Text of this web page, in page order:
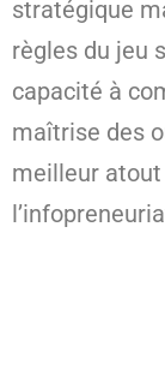
stratégique
règles du jeu
capacité à
maîtrise des
meilleur